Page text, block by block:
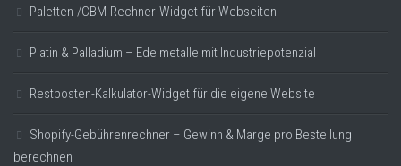
Paletten-/CBM-Rechner-Widget für Webseiten
Platin & Palladium – Edelmetalle mit Industriepotenzial
Restposten-Kalkulator-Widget für die eigene Website
Shopify-Gebührenrechner – Gewinn & Marge pro Bestellung
berechnen